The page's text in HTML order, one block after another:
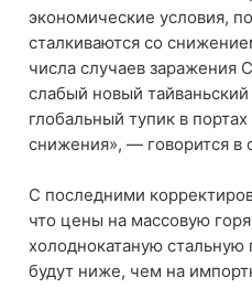
экономические условия,
сталкиваются со
числа случаев заражения
слабый новый
глобальный тупик в
снижения», — говорится в
С последними
что цены на массовую
холоднокатаную
будут ниже, чем на